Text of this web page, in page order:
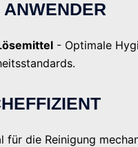
ANWENDER
- Optimale
für die Reinigung